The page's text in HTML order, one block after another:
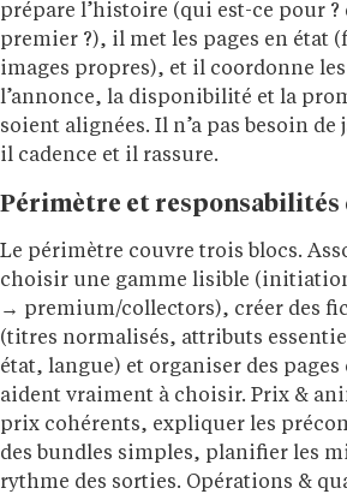
prépare l’histoire (qui est-ce pour
premier ?), il met les pages en état
images propres), et il coordonne
l’annonce, la disponibilité et la
soient alignées. Il n’a pas besoin
il cadence et il rassure.
Périmètre et responsabilités
Le périmètre couvre trois blocs.
choisir une gamme lisible
→ premium/collectors), créer des
(titres normalisés, attributs
état, langue) et organiser des
aident vraiment à choisir. Prix &
prix cohérents, expliquer les
des bundles simples, planifier les
rythme des sorties. Opérations &